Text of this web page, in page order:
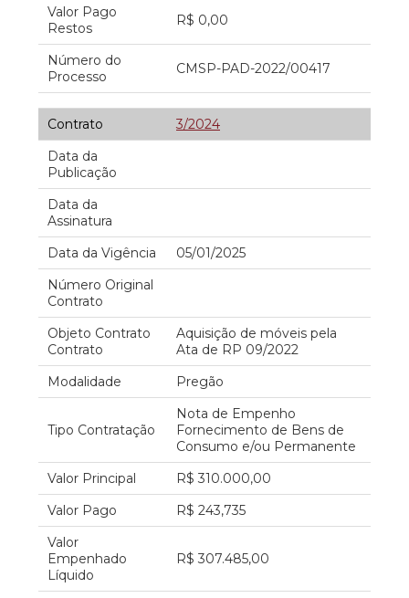
Valor Pago
Restos
R$ 0,00
Número do
Processo
CMSP-PAD-2022/00417
Contrato
3/2024
Data da
Publicação
Data da
Assinatura
Data da Vigência
05/01/2025
Número Original
Contrato
Objeto Contrato
Contrato
Aquisição de móveis pela
Ata de RP 09/2022
Modalidade
Pregão
Tipo Contratação
Nota de Empenho
Fornecimento de Bens de
Consumo e/ou Permanente
Valor Principal
R$ 310.000,00
Valor Pago
R$ 243,735
Valor
Empenhado
Líquido
R$ 307.485,00